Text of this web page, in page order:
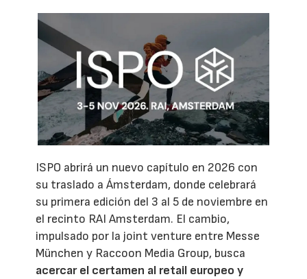
ISPO abrirá un nuevo capítulo en 2026 con
su traslado a Ámsterdam, donde celebrará
su primera edición del 3 al 5 de noviembre en
el recinto RAI Amsterdam. El cambio,
impulsado por la joint venture entre Messe
München y Raccoon Media Group, busca
acercar el certamen al retail europeo y